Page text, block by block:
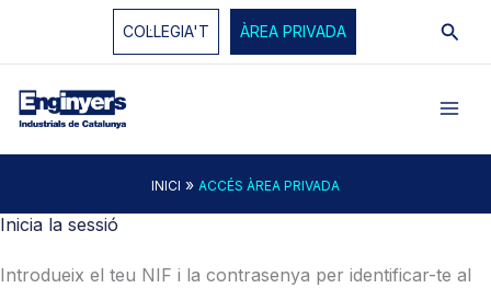
COL·LEGIA'T ÀREA PRIVADA
INICI » ACCÉS ÀREA PRIVADA
Inicia la sessió
Introdueix el teu NIF i la contrasenya per identificar-te al